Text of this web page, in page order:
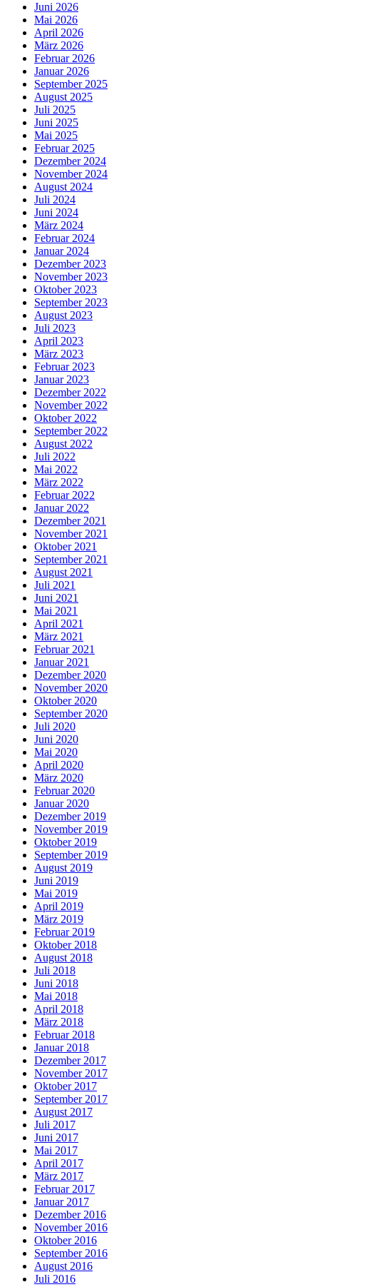
Juni 2026
Mai 2026
April 2026
März 2026
Februar 2026
Januar 2026
September 2025
August 2025
Juli 2025
Juni 2025
Mai 2025
Februar 2025
Dezember 2024
November 2024
August 2024
Juli 2024
Juni 2024
März 2024
Februar 2024
Januar 2024
Dezember 2023
November 2023
Oktober 2023
September 2023
August 2023
Juli 2023
April 2023
März 2023
Februar 2023
Januar 2023
Dezember 2022
November 2022
Oktober 2022
September 2022
August 2022
Juli 2022
Mai 2022
März 2022
Februar 2022
Januar 2022
Dezember 2021
November 2021
Oktober 2021
September 2021
August 2021
Juli 2021
Juni 2021
Mai 2021
April 2021
März 2021
Februar 2021
Januar 2021
Dezember 2020
November 2020
Oktober 2020
September 2020
Juli 2020
Juni 2020
Mai 2020
April 2020
März 2020
Februar 2020
Januar 2020
Dezember 2019
November 2019
Oktober 2019
September 2019
August 2019
Juni 2019
Mai 2019
April 2019
März 2019
Februar 2019
Oktober 2018
August 2018
Juli 2018
Juni 2018
Mai 2018
April 2018
März 2018
Februar 2018
Januar 2018
Dezember 2017
November 2017
Oktober 2017
September 2017
August 2017
Juli 2017
Juni 2017
Mai 2017
April 2017
März 2017
Februar 2017
Januar 2017
Dezember 2016
November 2016
Oktober 2016
September 2016
August 2016
Juli 2016